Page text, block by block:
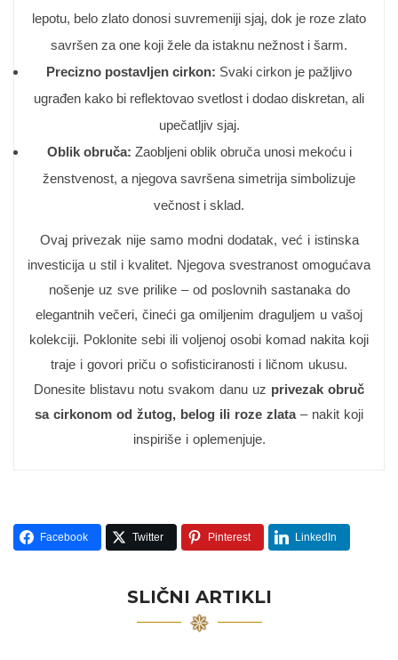
lepotu, belo zlato donosi suvremeniji sjaj, dok je roze zlato
savršen za one koji žele da istaknu nežnost i šarm.
Precizno postavljen cirkon: Svaki cirkon je pažljivo
ugrađen kako bi reflektovao svetlost i dodao diskretan, ali
upečatljiv sjaj.
Oblik obruča: Zaobljeni oblik obruča unosi mekoću i
ženstvenost, a njegova savršena simetrija simbolizuje
večnost i sklad.
Ovaj privezak nije samo modni dodatak, već i istinska
investicija u stil i kvalitet. Njegova svestranost omogućava
nošenje uz sve prilike – od poslovnih sastanaka do
elegantnih večeri, čineći ga omiljenim draguljem u vašoj
kolekciji. Poklonite sebi ili voljenoj osobi komad nakita koji
traje i govori priču o sofisticiranosti i ličnom ukusu.
Donesite blistavu notu svakom danu uz privezak obruč
sa cirkonom od žutog, belog ili roze zlata– nakit koji
inspiriše i oplemenjuje.
Facebook Twitter Pinterest LinkedIn
SLIČNI ARTIKLI